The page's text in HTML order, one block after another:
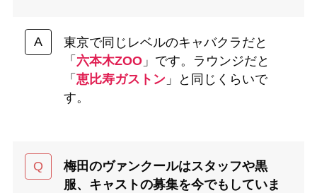
東京で同じレベルのキャバクラだと
「 六本木ZOO」です。ラウンジだと
「 恵比寿ガストン」と同じくらいで
す。
梅田のヴァンクールはスタッフや黒
服、キャストの募集を今でもしていま